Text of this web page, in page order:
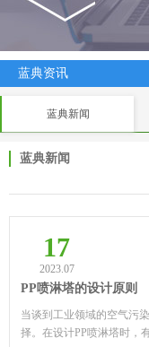
蓝典资讯
蓝典新闻
蓝典新闻
17
2023.07
PP喷淋塔的设计原则
当谈到工业领域的空气污
择。在设计PP喷淋塔时，